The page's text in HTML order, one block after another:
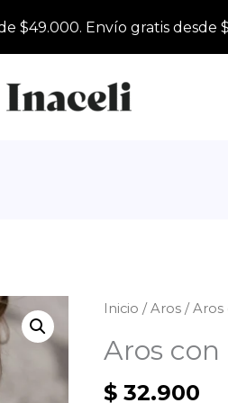
Inicio /Aros / Aros
Aros
$ 32.900
$49.000. Envío gratis desde